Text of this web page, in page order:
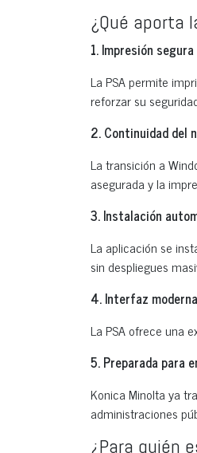
¿Qué aporta
1. Impresión
La PSA permite
reforzar su
2. Continuidad del
La transición a
asegurada y la
3. Instalación
La aplicación se
sin despliegues
4. Interfaz
La PSA ofrece una
5. Preparada para
Konica Minolta ya
administraciones
¿Para quién